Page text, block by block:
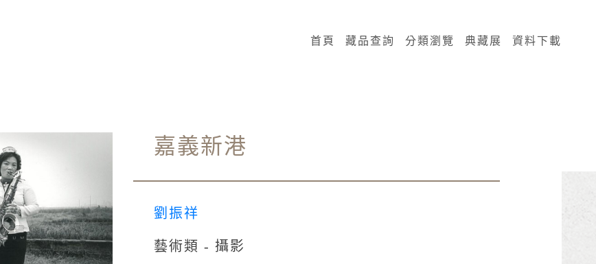
首頁 藏品查詢 分類瀏覽 典藏展 資料下載
嘉義新港
劉振祥
藝術類 - 攝影